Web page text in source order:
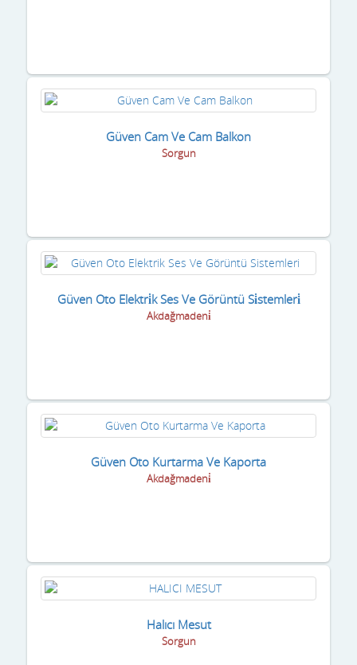
Güven Cam Ve Cam Balkon
Sorgun
Güven Oto Elektri̇k Ses Ve Görüntü Si̇stemleri̇
Akdağmadeni̇
Güven Oto Kurtarma Ve Kaporta
Akdağmadeni̇
Halıcı Mesut
Sorgun